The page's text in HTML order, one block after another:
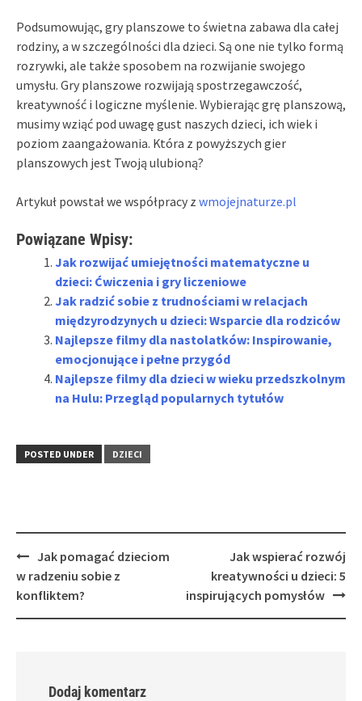
Podsumowując, gry planszowe to świetna zabawa dla całej
rodziny, a w szczególności dla dzieci. Są one nie tylko formą
rozrywki, ale także sposobem na rozwijanie swojego
umysłu. Gry planszowe rozwijają spostrzegawczość,
kreatywność i logiczne myślenie. Wybierając grę planszową,
musimy wziąć pod uwagę gust naszych dzieci, ich wiek i
poziom zaangażowania. Która z powyższych gier
planszowych jest Twoją ulubioną?
Artykuł powstał we współpracy z wmojejnaturze.pl
Powiązane Wpisy:
Jak rozwijać umiejętności matematyczne u
dzieci: Ćwiczenia i gry liczeniowe
Jak radzić sobie z trudnościami w relacjach
międzyrodzynych u dzieci: Wsparcie dla rodziców
Najlepsze filmy dla nastolatków: Inspirowanie,
emocjonujące i pełne przygód
Najlepsze filmy dla dzieci w wieku przedszkolnym
na Hulu: Przegląd popularnych tytułów
POSTED UNDER DZIECI
Post
navigation
Jak pomagać dzieciom
w radzeniu sobie z
konfliktem?
Jak wspierać rozwój
kreatywności u dzieci: 5
inspirujących pomysłów
Dodaj komentarz